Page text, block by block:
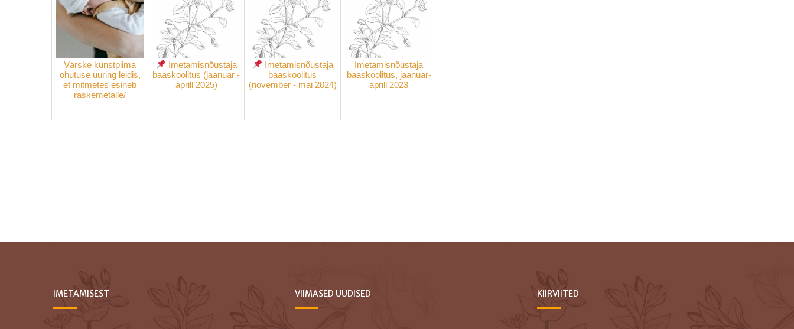
Värske kunstpiima
ohutuse uuring leidis,
et mitmetes esineb
raskemetalle/
Imetamisnõustaja
baaskoolitus (jaanuar -
aprill 2025)
Imetamisnõustaja
baaskoolitus
(november - mai 2024)
Imetamisnõustaja
baaskoolitus, jaanuar-
aprill 2023
IMETAMISEST VIIMASED UUDISED KIIRVIITED